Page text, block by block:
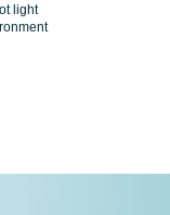
light
// real 2,8W